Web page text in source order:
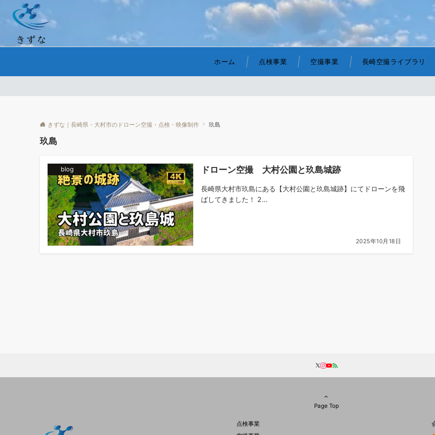
ホーム 点検事業 空撮事業 長崎空撮ライブラリ
きずな｜長崎県・大村市のドローン空撮・点検・映像制作 玖島
玖島
blog ドローン空撮 大村公園と玖島城跡
長崎県大村市玖島にある【大村公園と玖島城跡】にてドローンを飛
ばしてきました！ 2...
2025年10月18日
Page Top
点検事業